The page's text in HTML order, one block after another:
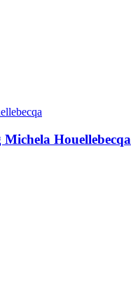
Houellebecqa